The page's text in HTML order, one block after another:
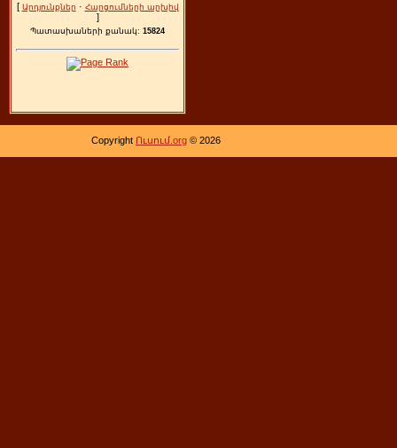
[ Արդյունքներ · Հարցումների արխիվ
]
Պատասխաների քանակ: 15824
Copyright Ուսում.org © 2026